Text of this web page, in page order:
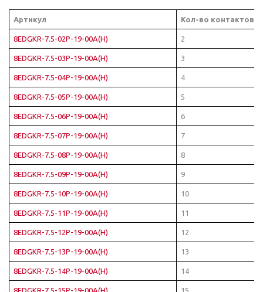
Артикул Кол-во контактов
8EDGKR-7.5-02P-19-00A(H) 2
8EDGKR-7.5-03P-19-00A(H) 3
8EDGKR-7.5-04P-19-00A(H) 4
8EDGKR-7.5-05P-19-00A(H) 5
8EDGKR-7.5-06P-19-00A(H) 6
8EDGKR-7.5-07P-19-00A(H) 7
8EDGKR-7.5-08P-19-00A(H) 8
8EDGKR-7.5-09P-19-00A(H) 9
8EDGKR-7.5-10P-19-00A(H) 10
8EDGKR-7.5-11P-19-00A(H) 11
8EDGKR-7.5-12P-19-00A(H) 12
8EDGKR-7.5-13P-19-00A(H) 13
8EDGKR-7.5-14P-19-00A(H) 14